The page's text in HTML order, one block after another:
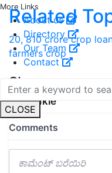
More Links
About us
Directory
Our Team
Contact
CLOSE
Related
20, 810 crore crop
farmers crop
Share your